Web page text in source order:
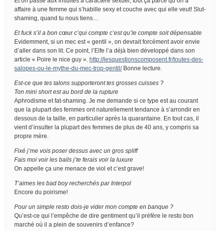
affaire à une femme qui s’habille sexy et couche avec qui elle veut! Slut-
shaming, quand tu nous tiens…
Et fuck s’il a bon cœur c’qui compte c’est qu’le compte soit dépensable
Evidemment, si un mec est « gentil », on devrait forcément avoir envie
d’aller dans son lit. Ce point, l’Elfe l’a déjà bien développé dans son
article « Poire le nice guy ». http://lesquestionscomposent.fr/toutes-des-
salopes-ou-le-mythe-du-mec-trop-gentil/Bonne lecture.
Est-ce que tes talons supporteront tes grosses cuisses ?
Ton mini short est au bord de la rupture
Aphrodisme et fat-shaming. Je me demande si ce type est au courant
que la plupart des femmes ont naturellement tendance à s’arrondir en
dessous de la taille, en particulier après la quarantaine. En tout cas, il
vient d’insulter la plupart des femmes de plus de 40 ans, y compris sa
propre mère.
Fixé j’me vois poser dessus avec un gros spliff
Fais moi voir les bails j’te ferais voir la luxure
On appelle ça une menace de viol et c’est grave!
T’aimes les bad boy recherchés par Interpol
Encore du poirisme!
Pour un simple resto dois-je vider mon compte en banque ?
Qu’est-ce qui l’empêche de dire gentiment qu’il préfère le resto bon
marché où il a plein de souvenirs d’enfance?